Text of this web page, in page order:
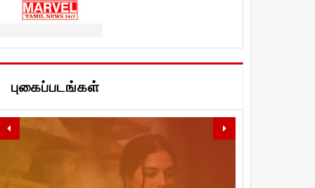
புகைப்படங்கள்